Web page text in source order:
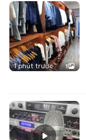
1 phút trước 1